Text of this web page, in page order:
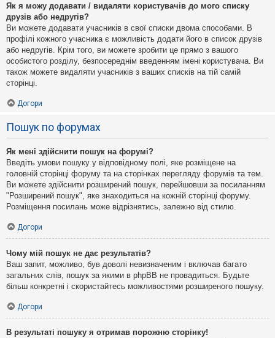
Як я можу додавати / видаляти користувачів до мого списку
друзів або недругів?
Ви можете додавати учасників в свої списки двома способами. В
профілі кожного учасника є можливість додати його в список друзів
або недругів. Крім того, ви можете зробити це прямо з вашого
особистого розділу, безпосереднім введенням імені користувача. Ви
також можете видаляти учасників з ваших списків на тій самій
сторінці.
Догори
Пошук по форумах
Як мені здійснити пошук на форумі?
Введіть умови пошуку у відповідному полі, яке розміщене на
головній сторінці форуму та на сторінках перегляду форумів та тем.
Ви можете здійснити розширений пошук, перейшовши за посиланням
"Розширений пошук", яке знаходиться на кожній сторінці форуму.
Розміщення посилань може відрізнятись, залежно від стилю.
Догори
Чому мій пошук не дає результатів?
Ваш запит, можливо, був доволі невизначеним і включав багато
загальних слів, пошук за якими в phpBB не провадиться. Будьте
більш конкретні і скористайтесь можливостями розширеного пошуку.
Догори
В результаті пошуку я отримав порожню сторінку!